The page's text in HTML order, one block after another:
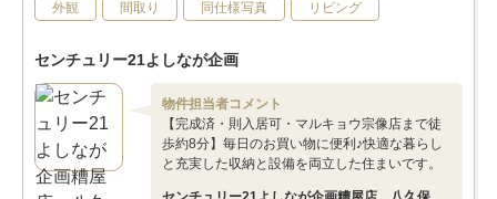
外観 間取り 同仕様写真 リビング
センチュリー21よしなが企画
物件担当者コメント
【完成済・則入居可・マルキョウ宗像店まで徒
歩約8分】毎日のお買い物に便利♪快適な暮らし
と充実した収納と設備を両立した住まいです。